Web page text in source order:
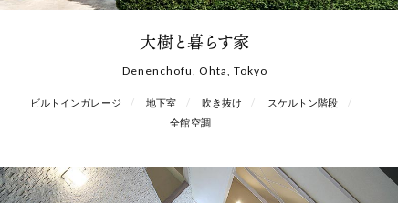
大樹と暮らす家
Denenchofu, Ohta, Tokyo
ビルトインガレージ 地下室 吹き抜け
スケルトン階段
全館空調